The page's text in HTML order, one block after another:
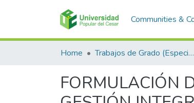
Communities &
Home Trabajos de Grado (Especializaciones y Pregrados)
FORMULACIÓN